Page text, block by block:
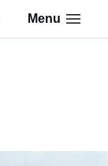
Menu